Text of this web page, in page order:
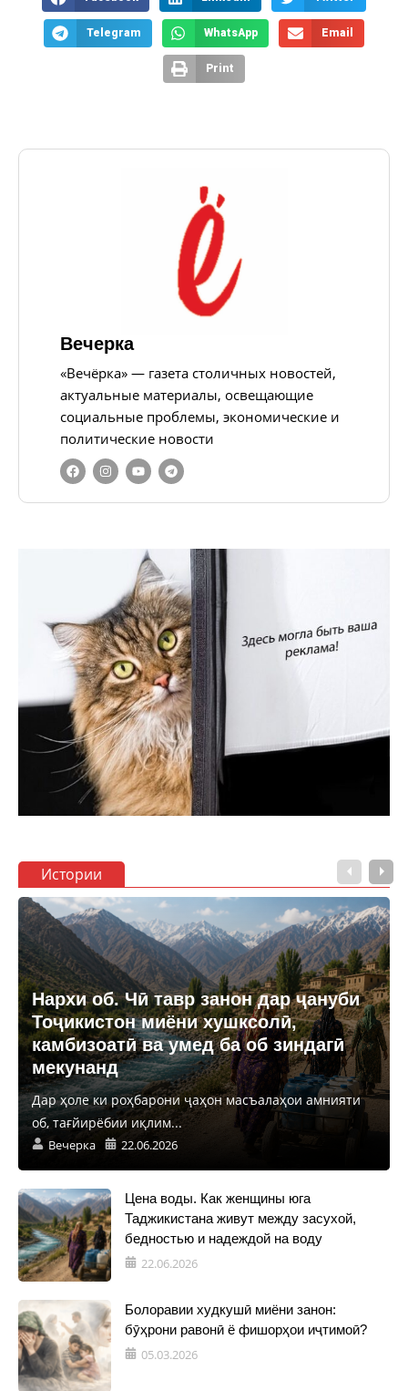
Telegram WhatsApp Email
Print
Вечерка
«Вечёрка» — газета столичных новостей,
актуальные материалы, освещающие
социальные проблемы, экономические и
политические новости
Истории
Нархи об. Чӣ тавр занон дар ҷануби
Тоҷикистон миёни хушксолӣ,
камбизоатӣ ва умед ба об зиндагӣ
мекунанд
Дар ҳоле ки роҳбарони ҷаҳон масъалаҳои амнияти
об, тағйирёбии иқлим...
Вечерка 22.06.2026
Цена воды. Как женщины юга
Таджикистана живут между засухой,
бедностью и надеждой на воду
22.06.2026
Болоравии худкушӣ миёни занон:
бӯҳрони равонӣ ё фишорҳои иҷтимоӣ?
05.03.2026